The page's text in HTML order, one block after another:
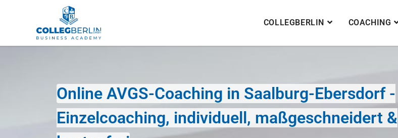
COLLEGBERLIN COACHING
Online AVGS-Coaching in Saalburg-Ebersdorf -
Einzelcoaching, individuell, maßgeschneidert &